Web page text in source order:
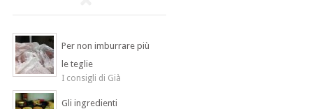
Per non imburrare più
le teglie
I consigli di Già
Gli ingredienti